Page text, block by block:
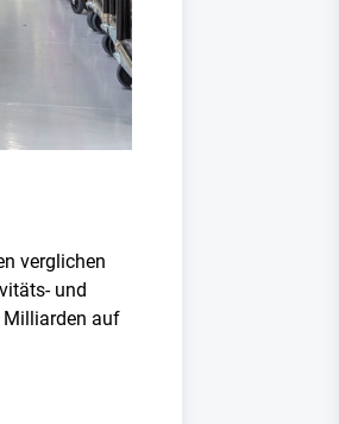
verglichen
und
Milliarden auf